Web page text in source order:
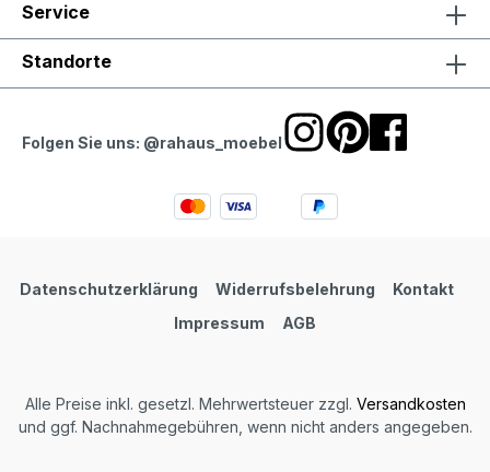
Service
Standorte
Folgen Sie uns: @rahaus_moebel
Datenschutzerklärung Widerrufsbelehrung
Kontakt
Impressum
AGB
Alle Preise inkl. gesetzl. Mehrwertsteuer zzgl. Versandkosten
und ggf. Nachnahmegebühren, wenn nicht anders angegeben.